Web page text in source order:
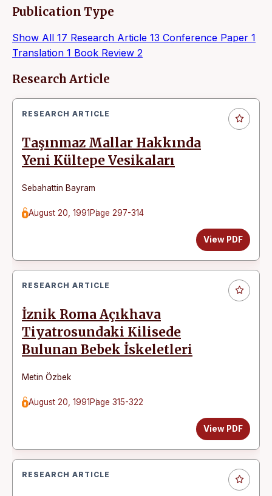
Publication Type
Show All 17 Research Article 13 Conference Paper 1
Translation 1 Book Review 2
Articles
Research Article
RESEARCH ARTICLE
Taşınmaz Mallar Hakkında
Yeni Kültepe Vesikaları
Sebahattin Bayram
August 20, 1991 Page 297-314
View PDF
RESEARCH ARTICLE
İznik Roma Açıkhava
Tiyatrosundaki Kilisede
Bulunan Bebek İskeletleri
Metin Özbek
August 20, 1991 Page 315-322
View PDF
RESEARCH ARTICLE